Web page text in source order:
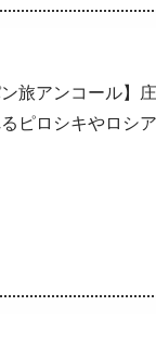
ン旅アンコール】
ピロシキやロシ